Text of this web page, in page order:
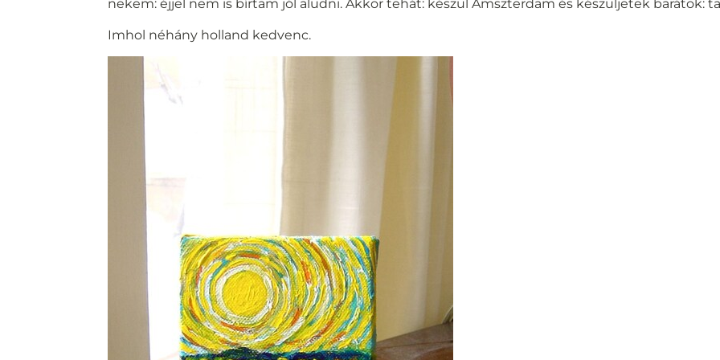
nekem: éjjel nem is bírtam jól aludni. Akkor tehát: készül Amszterdam és készüljetek barátok:
Imhol néhány holland kedvenc.